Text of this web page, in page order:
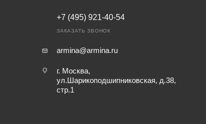
+7 (495) 921-40-54
ЗАКАЗАТЬ ЗВОНОК
armina@armina.ru
г. Москва,
ул.Шарикоподшипниковская, д.38,
стр.1